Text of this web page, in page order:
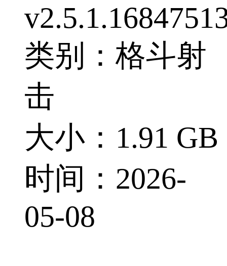
类别：格斗射
击
大小：1.91 GB
时间：2026-
05-08